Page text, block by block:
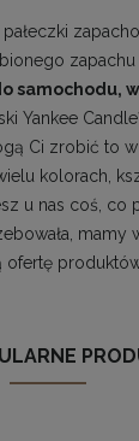
samochodu,
Yankee
Ci zrobić to
kolorach,
u nas coś, co
mamy
ofertę